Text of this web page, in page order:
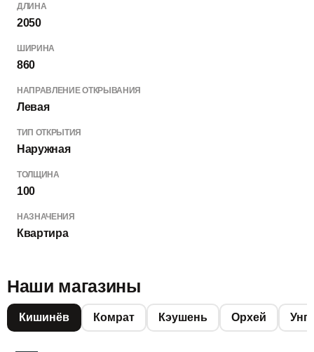
ДЛИНА
2050
ШИРИНА
860
НАПРАВЛЕНИЕ ОТКРЫВАНИЯ
Левая
ТИП ОТКРЫТИЯ
Наружная
ТОЛЩИНА
100
НАЗНАЧЕНИЯ
Квартира
Наши магазины
Кишинёв Комрат Кэушень Орхей